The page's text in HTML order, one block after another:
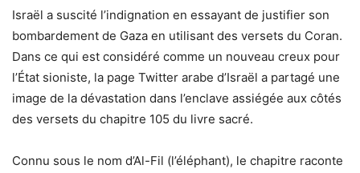
Israël a suscité l’indignation en essayant de justifier son
bombardement de Gaza en utilisant des versets du Coran.
Dans ce qui est considéré comme un nouveau creux pour
l’État sioniste, la page Twitter arabe d’Israël a partagé une
image de la dévastation dans l’enclave assiégée aux côtés
des versets du chapitre 105 du livre sacré.
Connu sous le nom d’Al-Fil (l’éléphant), le chapitre raconte